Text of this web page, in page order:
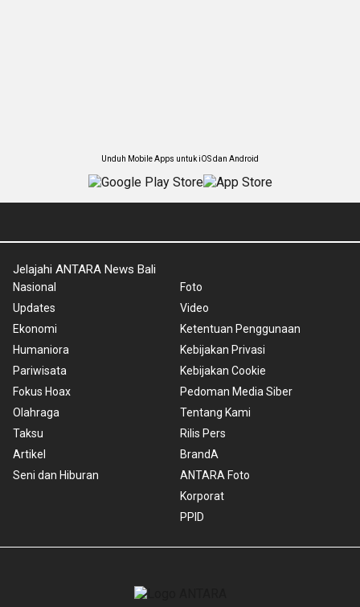
Unduh Mobile Apps untuk iOS dan Android
Jelajahi ANTARA News Bali
Nasional
Updates
Ekonomi
Humaniora
Pariwisata
Fokus Hoax
Olahraga
Taksu
Artikel
Seni dan Hiburan
Foto
Video
Ketentuan Penggunaan
Kebijakan Privasi
Kebijakan Cookie
Pedoman Media Siber
Tentang Kami
Rilis Pers
BrandA
ANTARA Foto
Korporat
PPID